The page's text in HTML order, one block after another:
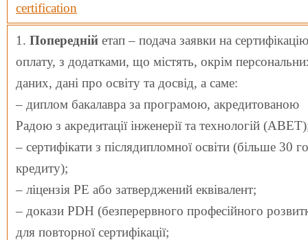
certification
1. Попередній етап – подача заявки на сертифікацію
оплату, з додатками, що містять, окрім
даних, дані про освіту та досвід, а саме:
– диплом бакалавра за програмою, акредитованою
Радою з акредитації інженерії та технологій
– сертифікати з післядипломної освіти (більше 30
кредиту);
– ліцензія PE або затверджений еквівалент;
– докази PDH (безперервного професійного
для повторної сертифікації;